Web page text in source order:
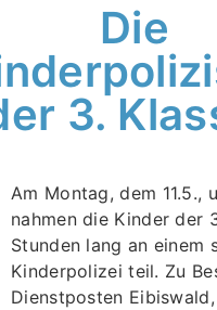
Die
3.
Am Montag, dem 11.5.,
nahmen die Kinder der
Stunden lang an einem
Kinderpolizei teil. Zu
Dienstposten